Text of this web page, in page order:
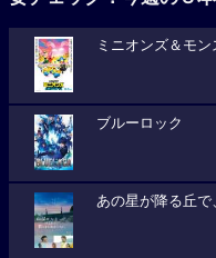
ミニオンズ＆モン
ブルーロック
あの星が降る丘で